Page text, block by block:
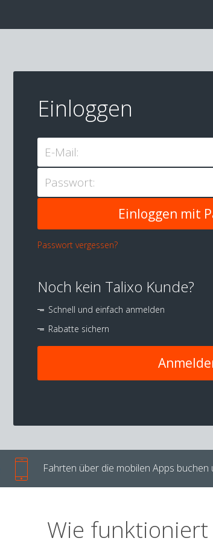
Einloggen
E-Mail:
Passwort:
Passwort vergessen?
Noch kein Talixo Kunde?
Schnell und einfach anmelden
Rabatte sichern
Fahrten über die mobilen Apps buchen
Wie funktioniert